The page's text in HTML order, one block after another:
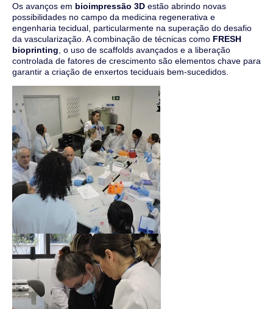
Os avanços em bioimpressão 3D estão abrindo novas
possibilidades no campo da medicina regenerativa e
engenharia tecidual, particularmente na superação do desafio
da vascularização. A combinação de técnicas como FRESH
bioprinting , o uso de scaffolds avançados e a liberação
controlada de fatores de crescimento são elementos chave para
garantir a criação de enxertos teciduais bem-sucedidos.